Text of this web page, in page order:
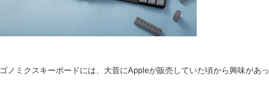
ノミクスキーボードには、大昔にAppleが販売していた頃から興味があっ